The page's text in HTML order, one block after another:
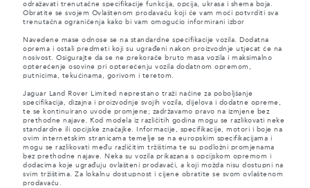
odražavati trenutačne specifikacije funkcija, opcija, ukrasa i shema boja.
Obratite se svojem Ovlaštenom prodavaču koji će vam moći potvrditi sva
trenutačna ograničenja kako bi vam omogućio informirani izbor
Navedene mase odnose se na standardne specifikacije vozila. Dodatna
oprema i ostali predmeti koji su ugrađeni nakon proizvodnje utjecat će na
nosivost. Osigurajte da se ne prekorače bruto masa vozila i maksimalno
opterećenje osovine pri opterećenju vozila dodatnom opremom,
putnicima, tekućinama, gorivom i teretom.
Jaguar Land Rover Limited neprestano traži načine za poboljšanje
specifikacija, dizajna i proizvodnje svojih vozila, dijelova i dodatne opreme,
te se kontinuirano uvode promjene; zadržavamo pravo na izmjene bez
prethodne najave. Kod modela iz različitih godina mogu se razlikovati neke
standardne ili opcijske značajke. Informacije, specifikacije, motori i boje na
ovim internetskim stranicama temelje se na europskim specifikacijama i
mogu se razlikovati među različitim tržištima te su podložni promjenama
bez prethodne najave. Neka su vozila prikazana s opcijskom opremom i
dodacima koje ugrađuju ovlašteni prodavači, a koji možda nisu dostupni na
svim tržištima. Za lokalnu dostupnost i cijene obratite se svom ovlaštenom
prodavaču.